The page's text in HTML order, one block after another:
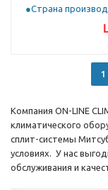
Страна
1
Компания ON-LINE
климатического
сплит-системы
условиях. У нас
обслуживания и